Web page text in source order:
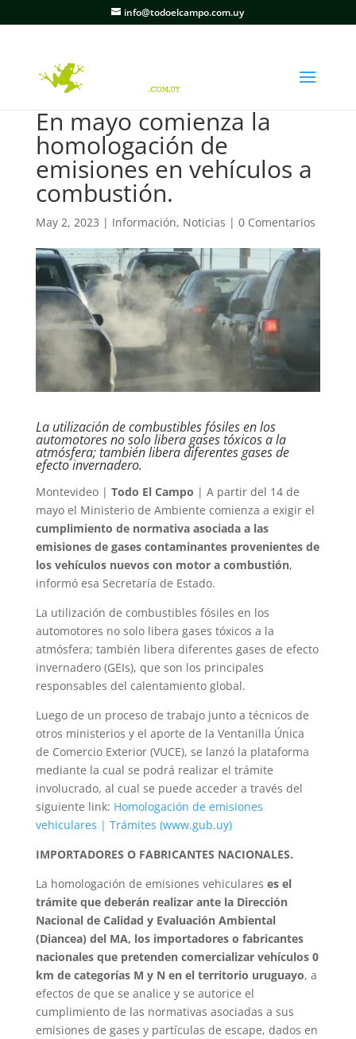
info@todoelcampo.com.uy
En mayo comienza la
homologación de
emisiones en vehículos a
combustión.
May 2, 2023 | Información, Noticias | 0 Comentarios
La utilización de combustibles fósiles en los
automotores no solo libera gases tóxicos a la
atmósfera; también libera diferentes gases de
efecto invernadero.
Montevideo | Todo El Campo | A partir del 14 de
mayo el Ministerio de Ambiente comienza a exigir el
cumplimiento de normativa asociada a las
emisiones de gases contaminantes provenientes de
los vehículos nuevos con motor a combustión,
informó esa Secretaría de Estado.
La utilización de combustibles fósiles en los
automotores no solo libera gases tóxicos a la
atmósfera; también libera diferentes gases de efecto
invernadero (GEIs), que son los principales
responsables del calentamiento global.
Luego de un proceso de trabajo junto a técnicos de
otros ministerios y el aporte de la Ventanilla Única
de Comercio Exterior (VUCE), se lanzó la plataforma
mediante la cual se podrá realizar el trámite
involucrado, al cual se puede acceder a través del
siguiente link: Homologación de emisiones
vehiculares | Trámites (www.gub.uy)
IMPORTADORES O FABRICANTES NACIONALES.
La homologación de emisiones vehiculares es el
trámite que deberán realizar ante la Dirección
Nacional de Calidad y Evaluación Ambiental
(Diancea) del MA, los importadores o fabricantes
nacionales que pretenden comercializar vehículos 0
km de categorías M y N en el territorio uruguayo, a
efectos de que se analice y se autorice el
cumplimiento de las normativas asociadas a sus
emisiones de gases y partículas de escape, dados en